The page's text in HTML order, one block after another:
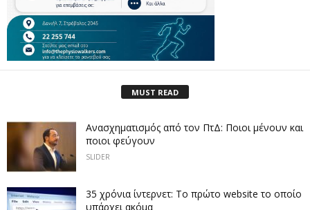
MUST READ
Ανασχηματισμός από τον ΠτΔ: Ποιοι μένουν και
ποιοι φεύγουν
SLIDER
35 χρόνια ίντερνετ: Το πρώτο website το οποίο
υπάρχει ακόμα